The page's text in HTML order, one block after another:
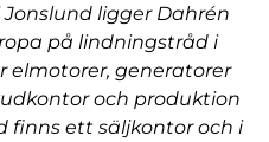
ligger Dahrén
på lindningstråd i
elmotorer, generatorer
och produktion
finns ett säljkontor och i